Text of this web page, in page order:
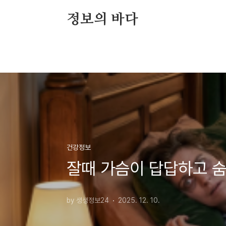
정보의 바다
건강정보
잘때 가슴이 답답하고
by 생생정보24 2025. 12. 10.